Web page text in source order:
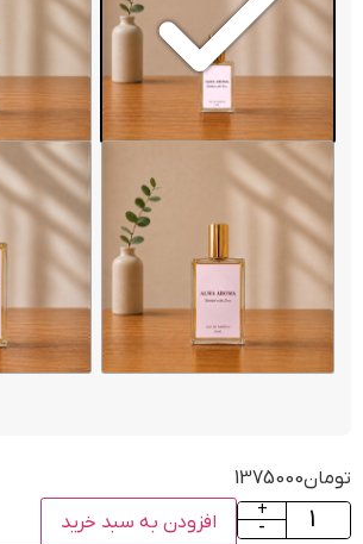
تومان1375000
-
+
افزودن به سبد خرید